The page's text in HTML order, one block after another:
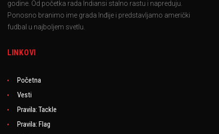
godine. Od početka rada Indiansi stalno rastu i napreduju.
Ponosno branimo ime grada Inđije i predstavljamo američki
fudbal u najboljem svetlu.
LINKOVI
Početna
Vesti
Pravila: Tackle
Pravila: Flag